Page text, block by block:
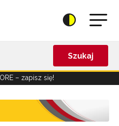
Szukaj
– zapisz się!